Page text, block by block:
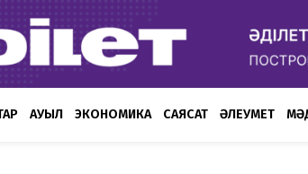
АУЫЛ ЭКОНОМИКА САЯСАТ ӘЛЕУМЕТ